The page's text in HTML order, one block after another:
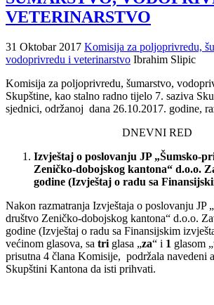
VETERINARSTVO
31 Oktobar 2017 Komisija za poljoprivredu,
vodoprivredu i veterinarstvo Ibrahim Slipic
Komisija za poljoprivredu, šumarstvo,
Skupštine, kao stalno radno tijelo 7. saziva
sjednici, održanoj dana 26.10.2017. godine,
DNEVNI RED
Izvještaj o poslovanju JP „Šumsko-
Zeničko-dobojskog kantona“ d.o.o.
godine (Izvještaj o radu sa
Nakon razmatranja Izvještaja o poslovanju JP
društvo Zeničko-dobojskog kantona“ d.o.o.
godine (Izvještaj o radu sa Finansijskim
većinom glasova, sa tri glasa „za“ i 1 glasom „
prisutna 4 člana Komisije, podržala navedeni
Skupštini Kantona da isti prihvati.